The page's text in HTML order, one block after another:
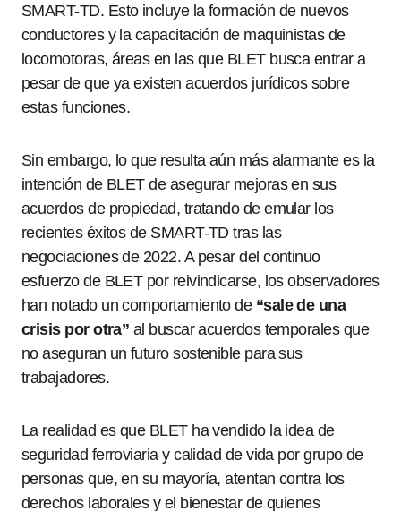
SMART-TD. Esto incluye la formación de nuevos
conductores y la capacitación de maquinistas de
locomotoras, áreas en las que BLET busca entrar a
pesar de que ya existen acuerdos jurídicos sobre
estas funciones.
Sin embargo, lo que resulta aún más alarmante es la
intención de BLET de asegurar mejoras en sus
acuerdos de propiedad, tratando de emular los
recientes éxitos de SMART-TD tras las
negociaciones de 2022. A pesar del continuo
esfuerzo de BLET por reivindicarse, los observadores
han notado un comportamiento de “sale de una
crisis por otra” al buscar acuerdos temporales que
no aseguran un futuro sostenible para sus
trabajadores.
La realidad es que BLET ha vendido la idea de
seguridad ferroviaria y calidad de vida por grupo de
personas que, en su mayoría, atentan contra los
derechos laborales y el bienestar de quienes